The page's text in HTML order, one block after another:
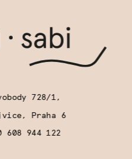
728/1,
Praha 6
608 944 122